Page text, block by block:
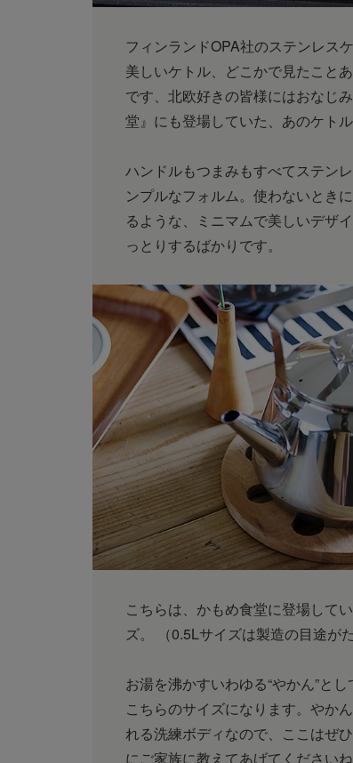
フィンランドOPA社のステンレス
美しいケトル、どこかで見たこと
です、北欧好きの皆様にはおなじ
堂』にも登場していた、あのケトル
ハンドルもつまみもすべてステン
ンプルなフォルム。使わないとき
るような、ミニマムで美しいデザ
っとりするばかりです。
こちらは、かもめ食堂に登場して
ズ。
（0.5Lサイズは製造の目途が
お湯を沸かすいわゆる“やかん”と
こちらのサイズになります。やか
れる洗練ボディなので、ここはぜひ
にご家族に教えてあげてください